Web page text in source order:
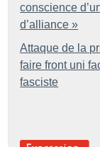
conscience
d’alliance »
Attaque de la
faire front uni
fasciste